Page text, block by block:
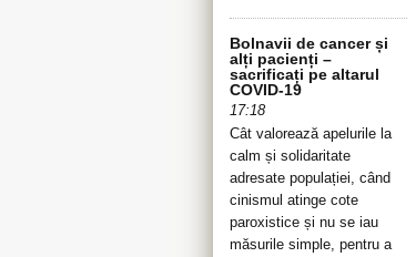
Bolnavii de cancer și
alți pacienți –
sacrificați pe altarul
COVID-19
17:18
Cât valorează apelurile la
calm și solidaritate
adresate populației, când
cinismul atinge cote
paroxistice și nu se iau
măsurile simple, pentru a